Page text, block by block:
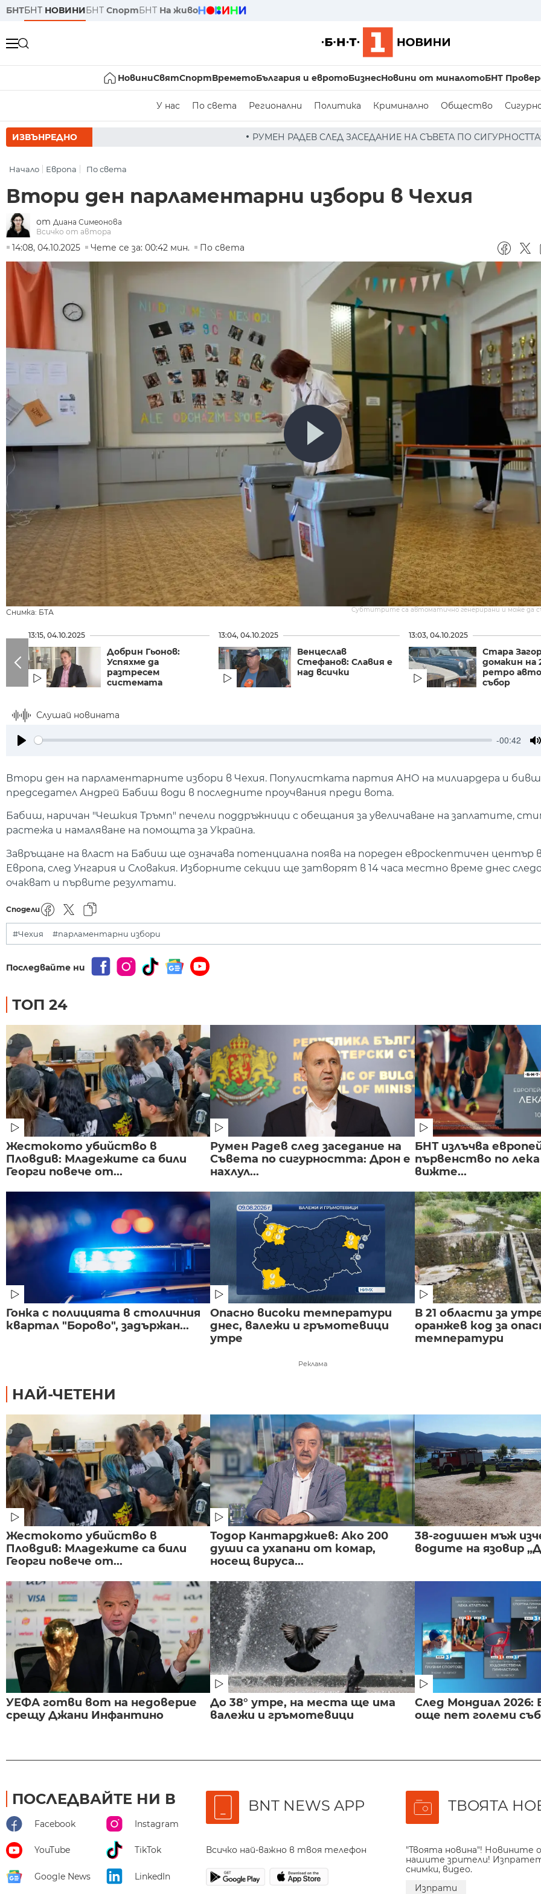
БНТБНТ НОВИНИБНТ СпортБНТ На живо
НовиниСвятСпортВреметоБългария и евротоБизнесНовини от миналотоБНТ
У нас По света Регионални Политика Криминално Общество
ИЗВЪНРЕДНО РУМЕН РАДЕВ СЛЕД ЗАСЕДАНИЕ НА СЪВЕТА ПО СИГУРНОСТТА: ДРОН Е
Начало Европа По света
Втори ден парламентарни избори в Чехия
от Диана Симеонова
Всичко от автора
14:08, 04.10.2025
Чете се за: 00:42 мин. По света
Снимка: БТА Субтитрите са автоматично генерирани и може да
13:15, 04.10.2025
Добрин Гьонов:
Успяхме да
разтресем
системата
13:04, 04.10.2025
Венцеслав
Стефанов: Славия е
над всички
13:03, 04.10.2025
Стара
домакин на
ретро
събор
Слушай новината
-00:42
Втори ден на парламентарните избори в Чехия. Популистката партия АНО на милиардера и
председател Андрей Бабиш води в последните проучвания преди вота.
Бабиш, наричан "Чешкия Тръмп" печели поддръжници с обещания за увеличаване на заплатите,
растежа и намаляване на помощта за Украйна.
Завръщане на власт на Бабиш ще означава потенциална поява на пореден евроскептичен център
Европа, след Унгария и Словакия. Изборните секции ще затворят в 14 часа местно време днес
очакват и първите резултати.
Сподели
#Чехия #парламентарни избори
Последвайте ни
ТОП 24
Жестокото убийство в
Пловдив: Младежите са били
Георги повече от...
Румен Радев след заседание на
Съвета по сигурността: Дрон е
нахлул...
БНТ излъчва
първенство по
вижте...
Гонка с полицията в столичния
квартал "Борово", задържан...
Опасно високи температури
днес, валежи и гръмотевици
утре
В 21 области за
оранжев код за
температури
Реклама
НАЙ-ЧЕТЕНИ
Жестокото убийство в
Пловдив: Младежите са били
Георги повече от...
Тодор Кантарджиев: Ако 200
души са ухапани от комар,
носещ вируса...
38-годишен мъж
водите на язовир
УЕФА готви вот на недоверие
срещу Джани Инфантино
До 38° утре, на места ще има
валежи и гръмотевици
След Мондиал 2026:
още пет големи
ПОСЛЕДВАЙТЕ НИ В
Facebook Instagram
YouTube TikTok
Google News LinkedIn
BNT NEWS APP
Всичко най-важно в твоя телефон
ТВОЯТА
"Твоята новина"! Новините
нашите зрители!
снимки, видео.
Изпрати